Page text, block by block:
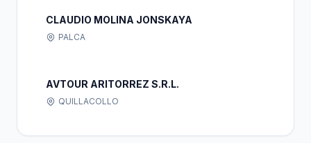
CLAUDIO MOLINA JONSKAYA
PALCA
AVTOUR ARITORREZ S.R.L.
QUILLACOLLO